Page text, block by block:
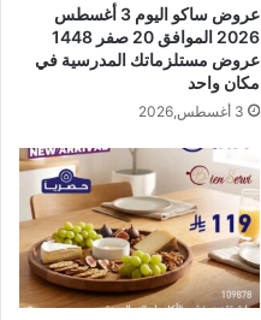
عروض ساكو اليوم 3 أغسطس
2026 الموافق 20 صفر 1448
عروض مستلزماتك المدرسية في
مكان واحد
3 أغسطس,2026